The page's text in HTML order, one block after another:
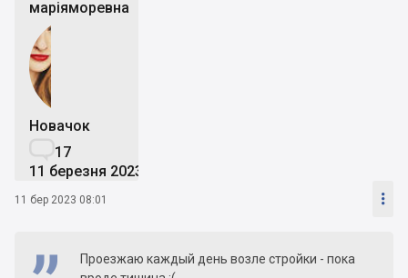
маріяморевна
Новачок
17
11 березня 2023
11 бер 2023 08:01 
Проезжаю каждый день возле стройки - пока